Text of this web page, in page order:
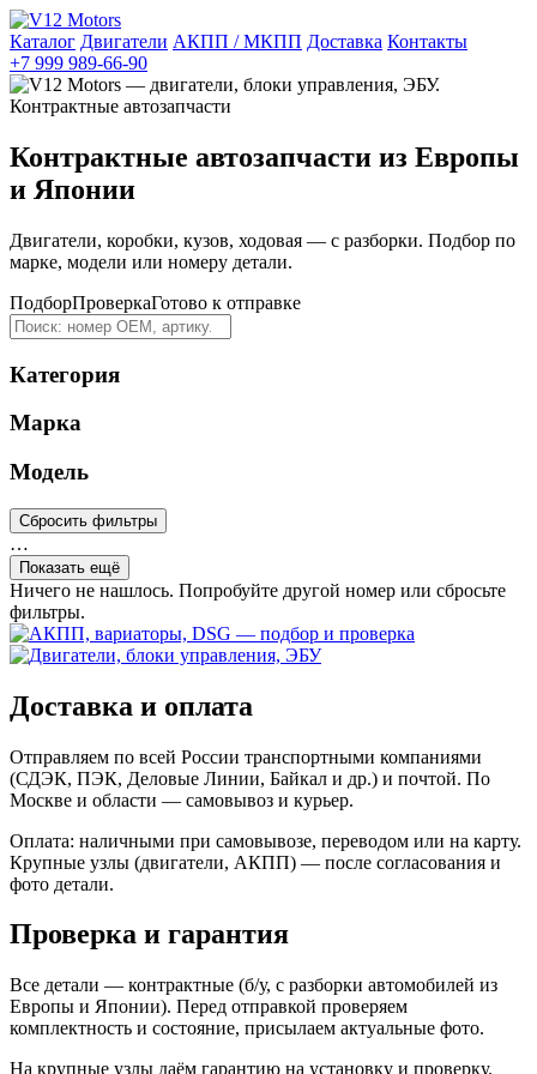
Каталог Двигатели АКПП / МКПП Доставка Контакты
+7 999 989-66-90
Контрактные автозапчасти из Европы
и Японии
Двигатели, коробки, кузов, ходовая — с разборки. Подбор по
марке, модели или номеру детали.
ПодборПроверкаГотово к отправке
Категория
Марка
Модель
Сбросить фильтры
…
Показать ещё
Ничего не нашлось. Попробуйте другой номер или сбросьте
фильтры.
Доставка и оплата
Отправляем по всей России транспортными компаниями
(СДЭК, ПЭК, Деловые Линии, Байкал и др.) и почтой. По
Москве и области — самовывоз и курьер.
Оплата: наличными при самовывозе, переводом или на карту.
Крупные узлы (двигатели, АКПП) — после согласования и
фото детали.
Проверка и гарантия
Все детали — контрактные (б/у, с разборки автомобилей из
Европы и Японии). Перед отправкой проверяем
комплектность и состояние, присылаем актуальные фото.
На крупные узлы даём гарантию на установку и проверку.